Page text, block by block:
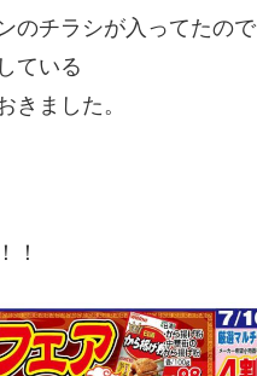
のチラシが入ってたので
ている
きました。
！